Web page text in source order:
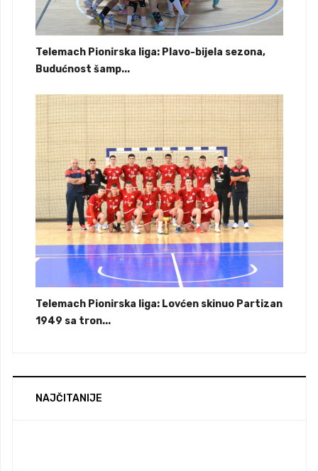
Telemach Pionirska liga: Plavo-bijela sezona,
Budućnost šamp...
Telemach Pionirska liga: Lovćen skinuo Partizan
1949 sa tron...
NAJČITANIJE